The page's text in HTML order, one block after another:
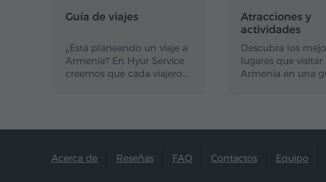
Guía de viajes
¿Está planeando un viaje a
Armenia? En Hyur Service
creemos que cada viajero…
Atracciones y
actividades
Descubra los
lugares que visitar
Armenia en una
Acerca de Reseñas FAQ Contactos Equipo